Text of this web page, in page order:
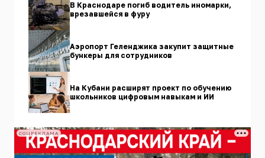
В Краснодаре погиб водитель иномарки,
врезавшейся в фуру
Аэропорт Геленджика закупит защитные
бункеры для сотрудников
На Кубани расширят проект по обучению
школьников цифровым навыкам и ИИ
СОЦРЕКЛАМА